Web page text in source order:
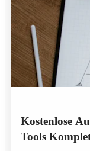
Kostenlose
Tools